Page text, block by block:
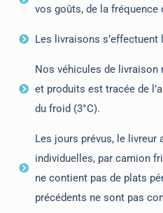
vos goûts, de la
Les livraisons s’effectuent
Nos véhicules de livraison
et produits est tracée de
du froid (3°C).
Les jours prévus, le
individuelles, par camion
ne contient pas de plats
précédents ne sont pas